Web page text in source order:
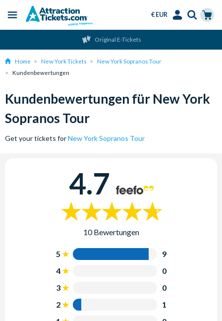
content
Menu
€ EUR
Original E-Tickets
Home New York Tickets
New York Sopranos Tour
Kundenbewertungen
Kundenbewertungen für New York
Sopranos Tour
Get your tickets forNew York Sopranos Tour
4.7
10 Bewertungen
5
9
4
0
3
0
2
1